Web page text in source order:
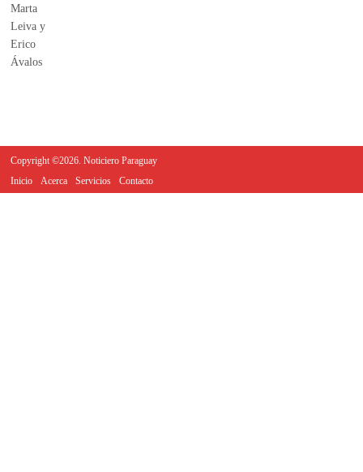
Copyright ©2026. Noticiero Paraguay
Inicio
Acerca Servicios Contacto